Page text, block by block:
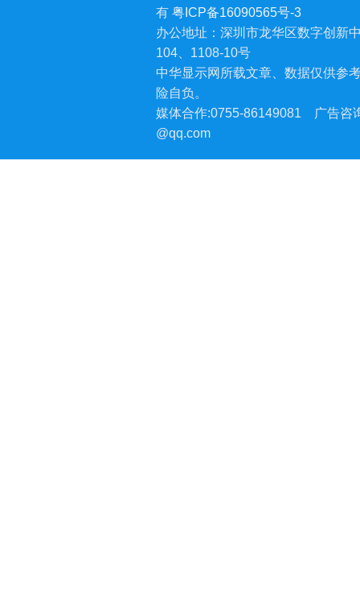
有 粤ICP备16090565号-3
办公地址：深圳市龙华区数字创新
104、1108-10号
中华显示网所载文章、数据仅供参
险自负。
媒体合作:0755-86149081
广告咨
@qq.com